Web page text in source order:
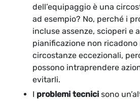
dell’equipaggio è una
ad esempio? No, perché i
incluse assenze, scioperi e
pianificazione non
circostanze eccezionali,
possono intraprendere
evitarli.
I problemi tecnici sono